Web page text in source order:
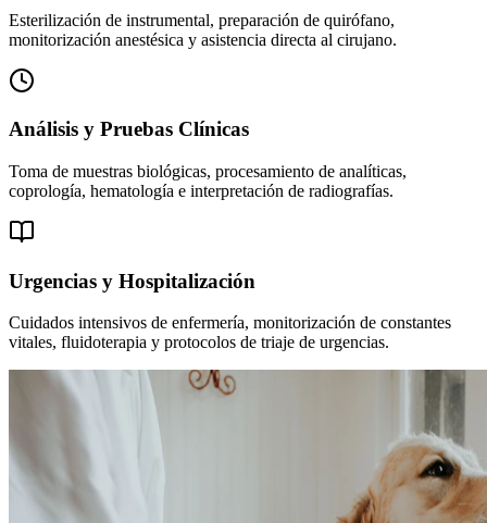
Esterilización de instrumental, preparación de quirófano,
monitorización anestésica y asistencia directa al cirujano.
Análisis y Pruebas Clínicas
Toma de muestras biológicas, procesamiento de analíticas,
coprología, hematología e interpretación de radiografías.
Urgencias y Hospitalización
Cuidados intensivos de enfermería, monitorización de constantes
vitales, fluidoterapia y protocolos de triaje de urgencias.